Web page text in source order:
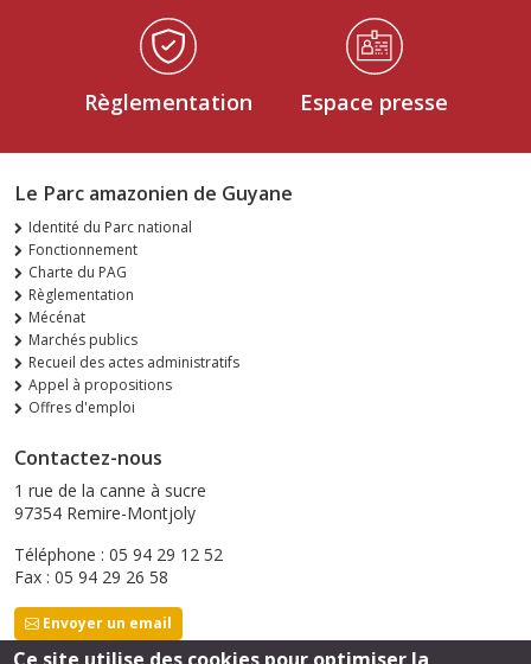
Règlementation Espace presse
Le Parc amazonien de Guyane
Identité du Parc national
Fonctionnement
Charte du PAG
Règlementation
Mécénat
Marchés publics
Recueil des actes administratifs
Appel à propositions
Offres d'emploi
Contactez-nous
1 rue de la canne à sucre
97354 Remire-Montjoly
Téléphone : 05 94 29 12 52
Fax : 05 94 29 26 58
Envoyer un email